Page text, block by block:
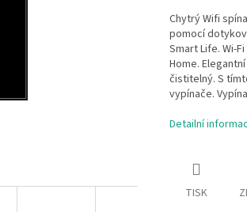
Chytrý Wifi
pomocí
Smart Life. Wi-
Home.
čistitelný. S
vypínače.
Detailní
TISK